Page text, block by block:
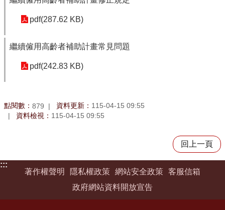
pdf(287.62 KB)
繼續僱用高齡者補助計畫常見問題
pdf(242.83 KB)
點閱數： 879 資料更新： 115-04-15 09:55
資料檢視： 115-04-15 09:55
回上一頁
:::
著作權聲明
隱私權政策 網站安全政策 客服信箱
政府網站資料開放宣告